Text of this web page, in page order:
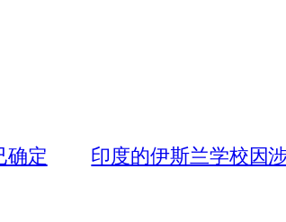
确定 印度的伊斯兰学校因